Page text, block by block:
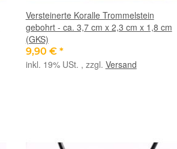
Versteinerte Koralle Trommelstein
gebohrt - ca. 3,7 cm x 2,3 cm x 1,8 cm
(GKS)
9,90 € *
inkl. 19% USt. , zzgl. Versand